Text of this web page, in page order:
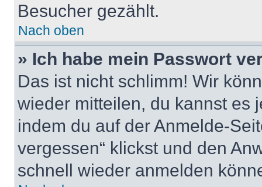
Besucher gezählt.
Nach oben
» Ich habe mein Passwort
Das ist nicht schlimm! Wir
wieder mitteilen, du kannst es
indem du auf der Anmelde-
vergessen“ klickst und den
schnell wieder anmelden